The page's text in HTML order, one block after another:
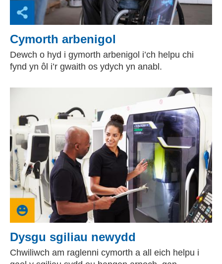
Cymorth arbenigol
Dewch o hyd i gymorth arbenigol i’ch helpu chi
fynd yn ôl i’r gwaith os ydych yn anabl.
Dysgu sgiliau newydd
Chwiliwch am raglenni cymorth a all eich helpu i